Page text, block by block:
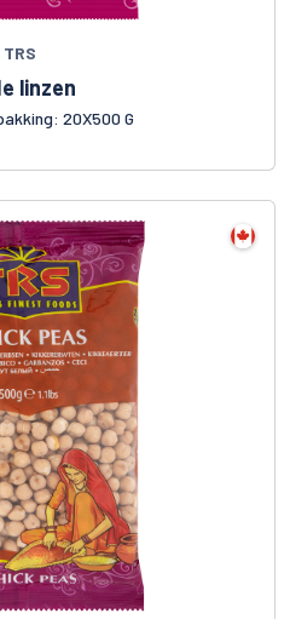
TRS
linzen
20X500 G